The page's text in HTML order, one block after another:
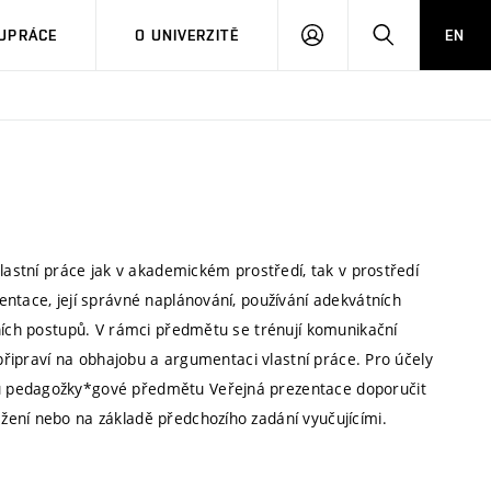
O UNIVERZITĚ
PŘIHLÁSIT HLEDATEN
práce jak v akademickém prostředí, tak v prostředí
její správné naplánování, používání adekvátních
postupů. V rámci předmětu se trénují komunikační
na obhajobu a argumentaci vlastní práce. Pro účely
předmětu Veřejná prezentace doporučit
nebo na základě předchozího zadání vyučujícími.